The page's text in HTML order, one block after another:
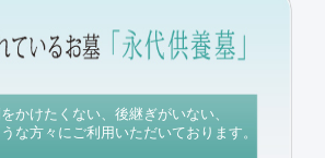
かけたくない、後継ぎがいない、
々にご利用いただいております。